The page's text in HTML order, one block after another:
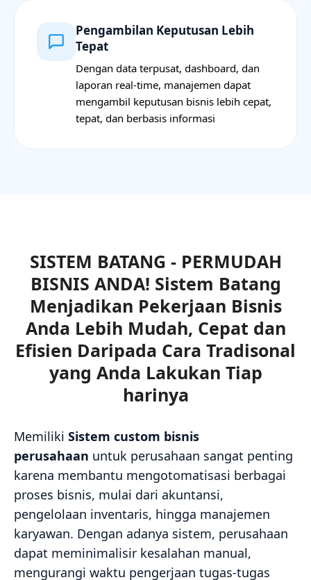
Pengambilan Keputusan Lebih
Tepat
Dengan data terpusat, dashboard, dan
laporan real-time, manajemen dapat
mengambil keputusan bisnis lebih cepat,
tepat, dan berbasis informasi
SISTEM BATANG - PERMUDAH
BISNIS ANDA! Sistem Batang
Menjadikan Pekerjaan Bisnis
Anda Lebih Mudah, Cepat dan
Efisien Daripada Cara Tradisonal
yang Anda Lakukan Tiap
harinya
Memiliki Sistem custom bisnis
perusahaan untuk perusahaan sangat penting
karena membantu mengotomatisasi berbagai
proses bisnis, mulai dari akuntansi,
pengelolaan inventaris, hingga manajemen
karyawan. Dengan adanya sistem, perusahaan
dapat meminimalisir kesalahan manual,
mengurangi waktu pengerjaan tugas-tugas